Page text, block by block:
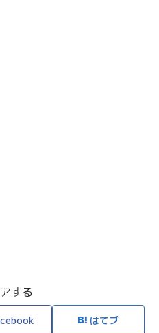
する
はてブ